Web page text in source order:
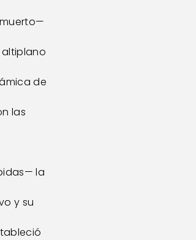
altiplano
de
las
la
y su